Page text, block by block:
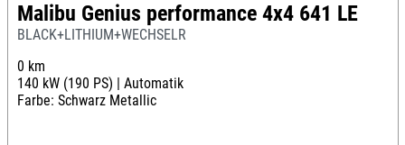
Malibu Genius performance 4x4 641 LE
BLACK+LITHIUM+WECHSELR
0 km
140 kW (190 PS) | Automatik
Farbe: Schwarz Metallic